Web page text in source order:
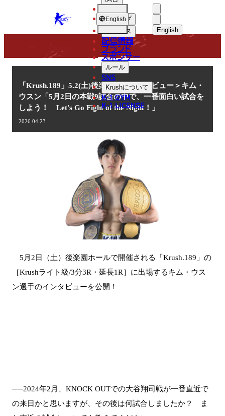
KRUSH English
中文（简体
ショップ
ニュース
配信情報
ブランド
スポンサー
ルール
SNS
Krushについて
K-1 GYM
K-1 LICENSE
English
NEWS
ニュース
「Krush.189」5.2(土)後楽園 ＜インタビュー＞キム・
ウスン「5月2日の本戦9試合の中で、一番面白い試合を
しよう！ Let's Go Fight of the Night！」
2026.04.23
5月2日（土）後楽園ホールで開催される「Krush.189」の
［Krushライト級/3分3R・延長1R］に出場するキム・ウス
ン選手のインタビューを公開！
──2024年2月、KNOCK OUTでの大谷翔司戦が一番直近で
の来日かと思いますが、その後は何試合しましたか？ ま